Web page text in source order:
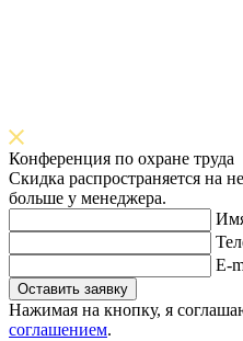
Конференция по охране труда
Скидка распространяется на
больше у менеджера.
E-
Оставить заявку
Нажимая на кнопку, я
соглашением.